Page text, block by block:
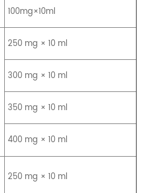
100mg×10ml
250 mg × 10 ml
300 mg × 10 ml
350 mg × 10 ml
400 mg × 10 ml
250 mg × 10 ml